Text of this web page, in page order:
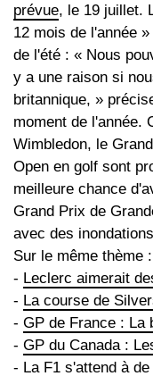
prévue, le 19 juillet.
12 mois de l'année
de l'été : « Nous
y a une raison si
britannique, »
moment de l'année.
Wimbledon, le
Open en golf sont
meilleure chance
Grand Prix de
avec des
Sur le même thème :
- Leclerc aimerait
- La course de
- GP de France : La
- GP du Canada :
- La F1 s'attend à